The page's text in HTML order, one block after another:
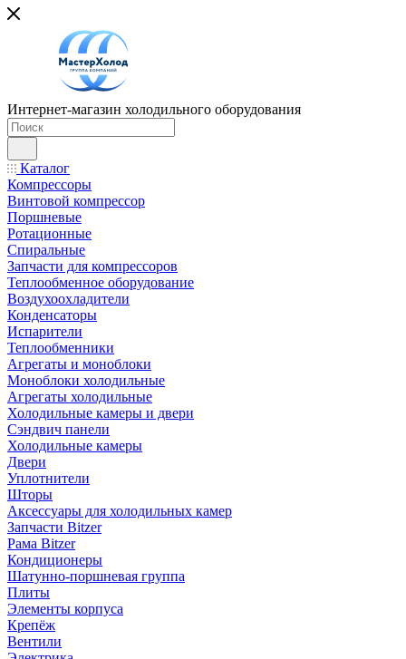
Интернет-магазин холодильного оборудования
Каталог
Компрессоры
Винтовой компрессор
Поршневые
Ротационные
Спиральные
Запчасти для компрессоров
Теплообменное оборудование
Воздухоохладители
Конденсаторы
Испарители
Теплообменники
Агрегаты и моноблоки
Моноблоки холодильные
Агрегаты холодильные
Холодильные камеры и двери
Сэндвич панели
Холодильные камеры
Двери
Уплотнители
Шторы
Аксессуары для холодильных камер
Запчасти Bitzer
Рама Bitzer
Кондиционеры
Шатунно-поршневая группа
Плиты
Элементы корпуса
Крепёж
Вентили